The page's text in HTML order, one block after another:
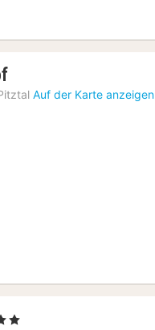
2
Nächte
Auf der Karte anzeigen